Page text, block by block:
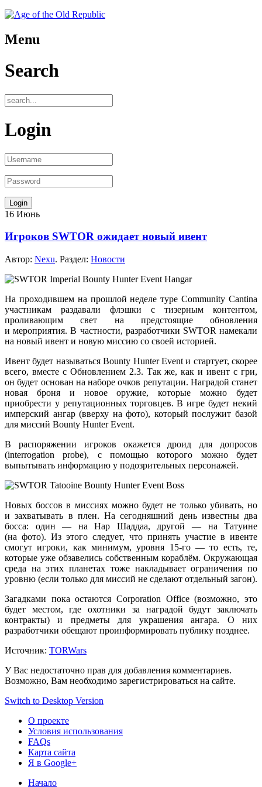
Menu
Search
Login
16 Июнь
Игроков SWTOR ожидает новый ивент
Автор: Nexu. Раздел: Новости
На проходившем на прошлой неделе туре Community Cantina
участникам раздавали флэшки с тизерным контентом,
проливающим свет на предстоящиеобновления
и мероприятия. В частности, разработчики SWTOR намекали
на новый ивент и новую миссию со своей историей.
Ивент будет называться Bounty Hunter Eventи стартует, скорее
всего, вместе с Обновлением2.3. Так же, каки ивент с гри,
он будет основан на наборе очков репутации. Наградой станет
новая броня и новоеоружие, которые можно будет
приобрести у репутационныхторговцев.В игре будет некий
имперский ангар (вверху на фото), который послужит базой
для миссий Bounty Hunter Event.
В распоряжении игроков окажется дроид для допросов
(interrogation probe), с помощью которого можно будет
выпытывать информацию у подозрительных персонажей.
Новых боссовв миссияхможно будетне толькоубивать, но
и захватывать в плен. На сегодняшний день известны два
босса: один — на Нар Шаддаа, другой —
на Татуине
(на фото). Из этого следует, что принять участие в ивенте
смогут игроки, как минимум, уровня 15-го — то есть, те,
которые уже обзавелись собственным кораблём. Окружающая
среда на этих планетах тоже накладывает ограничения по
уровню (если только для миссий не сделают отдельный загон).
Загадками пока остаются Corporation Office (возможно, это
будет местом, где охотники за наградой будут заключать
контракты)и предметыдля украшения ангара. О них
разработчики обещают проинформировать публику позднее.
Источник: TORWars
У Вас недостаточно прав для добавления комментариев.
Возможно, Вам необходимо зарегистрироваться на сайте.
Switch to Desktop Version
О проекте
Условия использования
FAQs
Карта сайта
Я в Google+
Начало